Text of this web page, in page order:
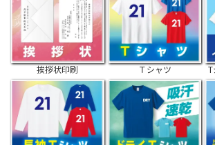
挨拶状印刷 Ｔシャツ